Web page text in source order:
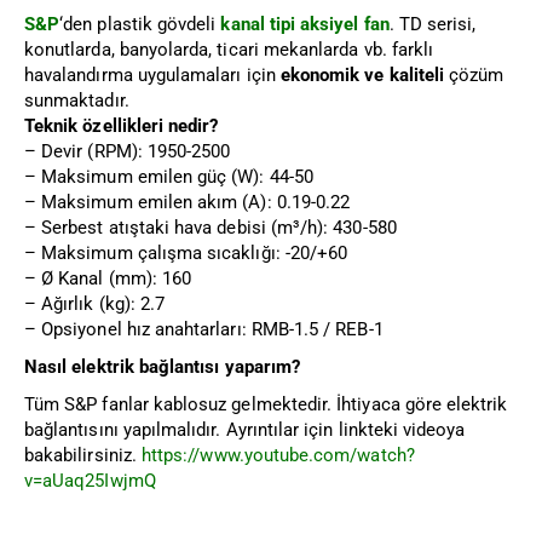
S&P‘den plastik gövdeli kanal tipi aksiyel fan. TD serisi,
konutlarda, banyolarda, ticari mekanlarda vb. farklı
havalandırma uygulamaları için ekonomik ve kaliteli çözüm
sunmaktadır.
Teknik özellikleri nedir?
– Devir (RPM): 1950-2500
– Maksimum emilen güç (W): 44-50
– Maksimum emilen akım (A): 0.19-0.22
– Serbest atıştaki hava debisi (m³/h): 430-580
– Maksimum çalışma sıcaklığı: -20/+60
– Ø Kanal (mm): 160
– Ağırlık (kg): 2.7
– Opsiyonel hız anahtarları: RMB-1.5 / REB-1
Nasıl elektrik bağlantısı yaparım?
Tüm S&P fanlar kablosuz gelmektedir. İhtiyaca göre elektrik
bağlantısını yapılmalıdır. Ayrıntılar için linkteki videoya
bakabilirsiniz. https://www.youtube.com/watch?
v=aUaq25IwjmQ